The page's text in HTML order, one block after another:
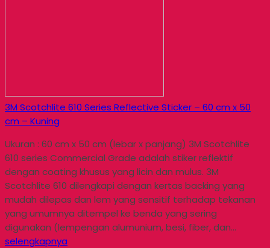
3M Scotchlite 610 Series Reflective Sticker – 60 cm x 50
cm – Kuning
Ukuran : 60 cm x 50 cm (lebar x panjang) 3M Scotchlite
610 series Commercial Grade adalah stiker reflektif
dengan coating khusus yang licin dan mulus. 3M
Scotchlite 610 dilengkapi dengan kertas backing yang
mudah dilepas dan lem yang sensitif terhadap tekanan
yang umumnya ditempel ke benda yang sering
digunakan (lempengan alumunium, besi, fiber, dan…
selengkapnya